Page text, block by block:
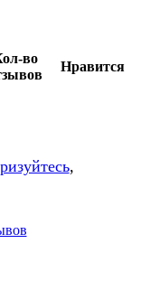
во
Нравится
,